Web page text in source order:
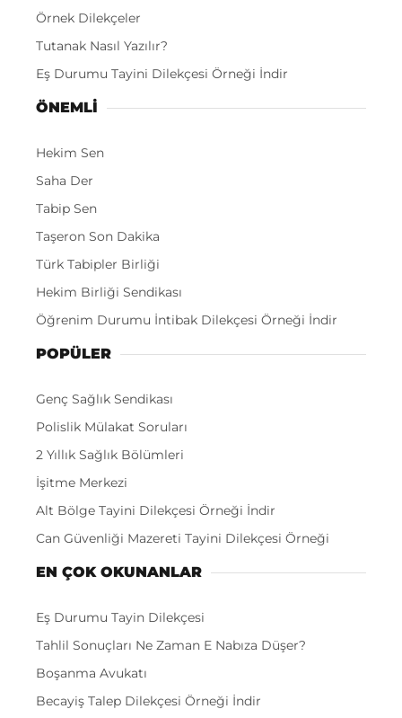
Örnek Dilekçeler
Tutanak Nasıl Yazılır?
Eş Durumu Tayini Dilekçesi Örneği İndir
ÖNEMLI
Hekim Sen
Saha Der
Tabip Sen
Taşeron Son Dakika
Türk Tabipler Birliği
Hekim Birliği Sendikası
Öğrenim Durumu İntibak Dilekçesi Örneği İndir
POPÜLER
Genç Sağlık Sendikası
Polislik Mülakat Soruları
2 Yıllık Sağlık Bölümleri
İşitme Merkezi
Alt Bölge Tayini Dilekçesi Örneği İndir
Can Güvenliği Mazereti Tayini Dilekçesi Örneği
EN ÇOK OKUNANLAR
Eş Durumu Tayin Dilekçesi
Tahlil Sonuçları Ne Zaman E Nabıza Düşer?
Boşanma Avukatı
Becayiş Talep Dilekçesi Örneği İndir